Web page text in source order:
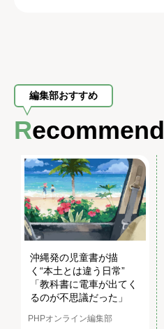
編集部おすすめ
Recommend
沖縄発の児童書が描
く“本土とは違う日常”
「教科書に電車が出てく
るのが不思議だった」
PHPオンライン編集部